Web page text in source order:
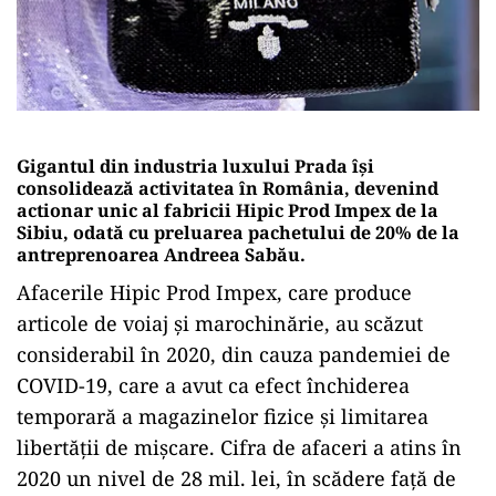
Gigantul din industria luxului Prada își
consolidează activitatea în România, devenind
actionar unic al fabricii Hipic Prod Impex de la
Sibiu, odată cu preluarea pachetului de 20% de la
antreprenoarea Andreea Sabău.
Afacerile Hipic Prod Impex, care produce
articole de voiaj şi marochinărie, au scăzut
considerabil în 2020, din cauza pandemiei de
COVID-19, care a avut ca efect închiderea
temporară a magazinelor fizice şi limitarea
libertăţii de mişcare. Cifra de afaceri a atins în
2020 un nivel de 28 mil. lei, în scădere faţă de